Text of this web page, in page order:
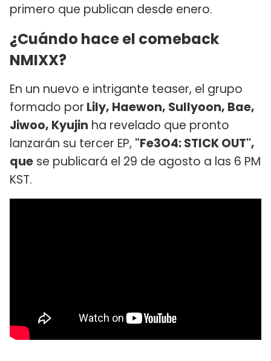
primero que publican desde enero.
¿Cuándo hace el comeback
NMIXX?
En un nuevo e intrigante teaser, el grupo
formado por Lily, Haewon, Sullyoon, Bae,
Jiwoo, Kyujin ha revelado que pronto
lanzarán su tercer EP, "Fe3O4: STICK OUT",
que se publicará el 29 de agosto a las 6 PM
KST.